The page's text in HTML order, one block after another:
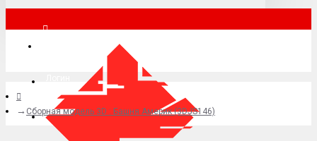
+7 (495) 015-41-41
Cборная модель 3D : Башня Америк (3DJS146)